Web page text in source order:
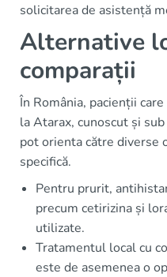
solicitarea de asistență
Alternative
comparații
În România, pacienții
la Atarax, cunoscut și
pot orienta către diverse
specifică.
Pentru prurit,
precum cetirizina și
utilizate.
Tratamentul local cu
este de asemenea o